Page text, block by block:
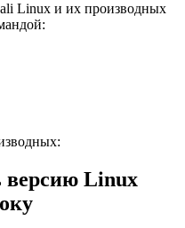
Linux и их производных
версию Linux